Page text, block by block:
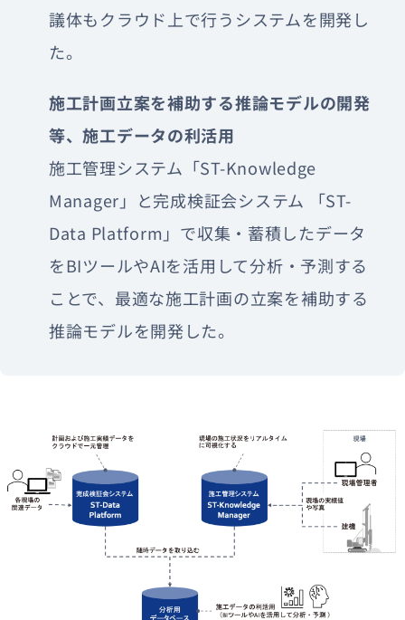
議体もクラウド上で行うシステムを開発し
た。
施工計画立案を補助する推論モデルの開発
等、施工データの利活用
施工管理システム「ST-Knowledge
Manager」と完成検証会システム 「ST-
Data Platform」で収集・蓄積したデータ
をBIツールやAIを活用して分析・予測する
ことで、最適な施工計画の立案を補助する
推論モデルを開発した。